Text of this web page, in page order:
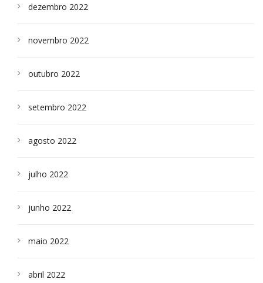
dezembro 2022
novembro 2022
outubro 2022
setembro 2022
agosto 2022
julho 2022
junho 2022
maio 2022
abril 2022